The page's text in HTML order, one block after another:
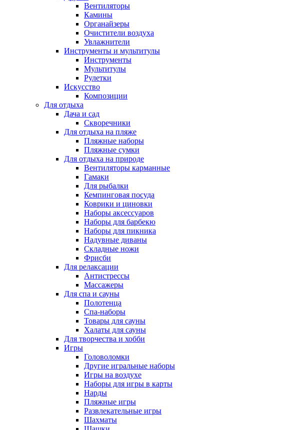
Вентиляторы
Камины
Органайзеры
Очистители воздуха
Увлажнители
Инструменты и мультитулы
Инструменты
Мультитулы
Рулетки
Искусство
Композиции
Для отдыха
Дача и сад
Скворечники
Для отдыха на пляже
Пляжные наборы
Пляжные сумки
Для отдыха на природе
Вентиляторы карманные
Гамаки
Для рыбалки
Кемпинговая посуда
Коврики и циновки
Наборы аксессуаров
Наборы для барбекю
Наборы для пикника
Надувные диваны
Складные ножи
Фрисби
Для релаксации
Антистрессы
Массажеры
Для спа и сауны
Полотенца
Спа-наборы
Товары для сауны
Халаты для сауны
Для творчества и хобби
Игры
Головоломки
Другие игральные наборы
Игры на воздухе
Наборы для игры в карты
Нарды
Пляжные игры
Развлекательные игры
Шахматы